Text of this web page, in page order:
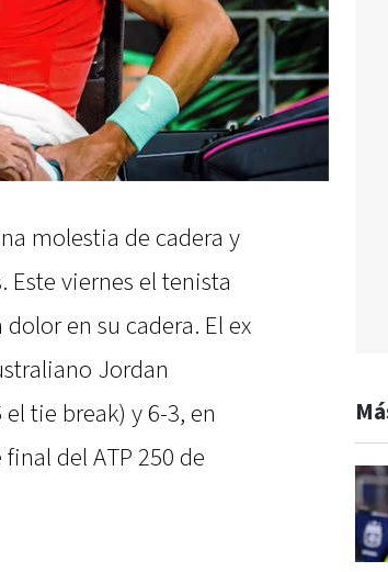
molestia de cadera y
viernes el tenista
en su cadera. El ex
Jordan
tie break) y 6-3, en
del ATP 250 de